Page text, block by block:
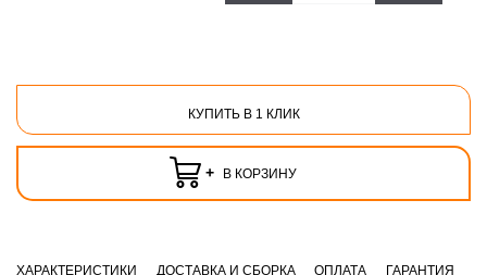
КУПИТЬ В 1 КЛИК
+ В КОРЗИНУ
ХАРАКТЕРИСТИКИ ДОСТАВКА И СБОРКА ОПЛАТА ГАРАНТИЯ